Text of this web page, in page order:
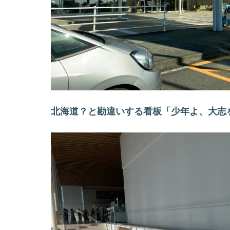
北海道？と勘違いする看板「少年よ、大志